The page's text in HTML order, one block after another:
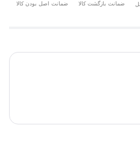
ضمانت بازگشت کالا ضمانت اصل بودن کالا